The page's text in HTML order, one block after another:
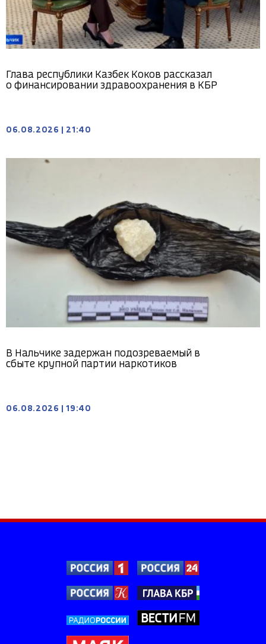
Глава республики Казбек Коков рассказал
о финансировании здравоохранения в КБР
06.08.2026 21:40
В Нальчике задержан подозреваемый в
сбыте крупной партии наркотиков
06.08.2026 19:40